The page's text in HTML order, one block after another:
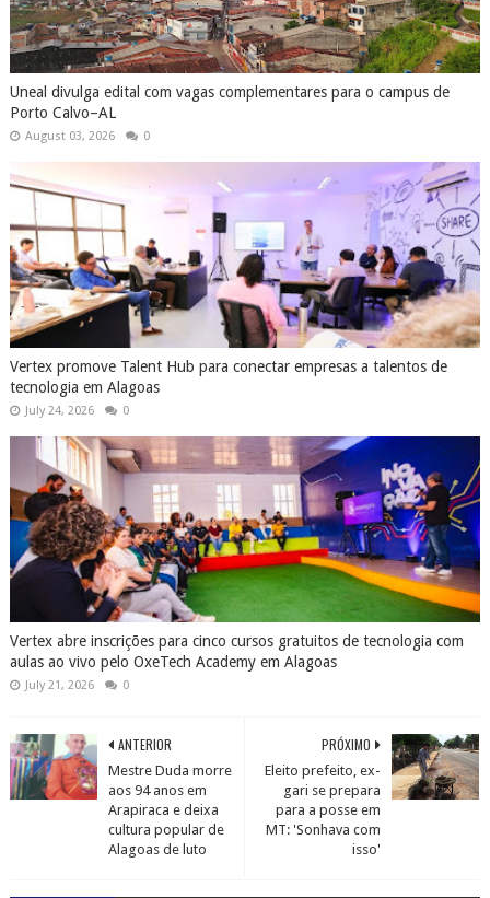
Uneal divulga edital com vagas complementares para o campus de
Porto Calvo–AL
August 03, 2026 0
Vertex promove Talent Hub para conectar empresas a talentos de
tecnologia em Alagoas
July 24, 2026 0
Vertex abre inscrições para cinco cursos gratuitos de tecnologia com
aulas ao vivo pelo OxeTech Academy em Alagoas
July 21, 2026 0
PRÓXIMO
Eleito prefeito, ex-
gari se prepara
para a posse em
MT: 'Sonhava com
isso'
ANTERIOR
Mestre Duda morre
aos 94 anos em
Arapiraca e deixa
cultura popular de
Alagoas de luto